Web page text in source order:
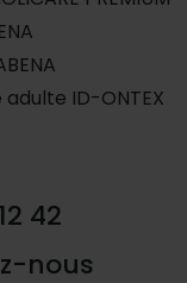
ID-ONTEX
42
nous